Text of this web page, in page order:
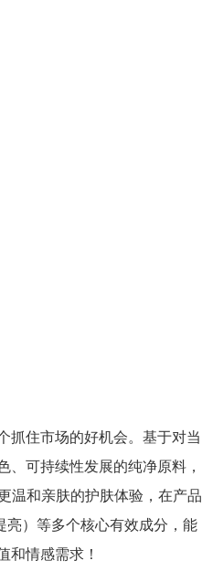
抓住市场的好机会。基于对当
可持续性发展的纯净原料，
温和亲肤的护肤体验，在产品
）等多个核心有效成分，能
和情感需求！